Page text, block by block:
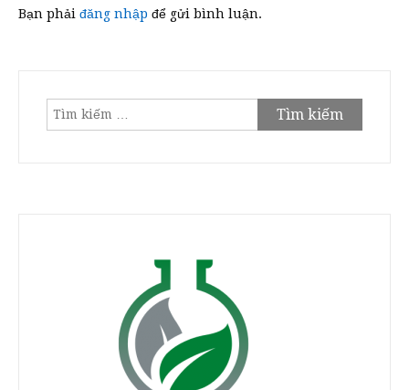
Bạn phải đăng nhập để gửi bình luận.
Tìm
kiếm